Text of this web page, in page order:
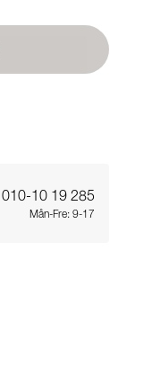
010-10 19 285
Mån-Fre: 9-17